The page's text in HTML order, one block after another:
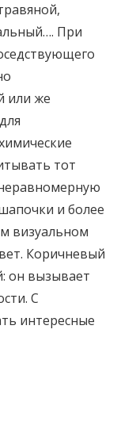
При
или же
тот
и более
визуальном
Коричневый
он вызывает
С
интересные